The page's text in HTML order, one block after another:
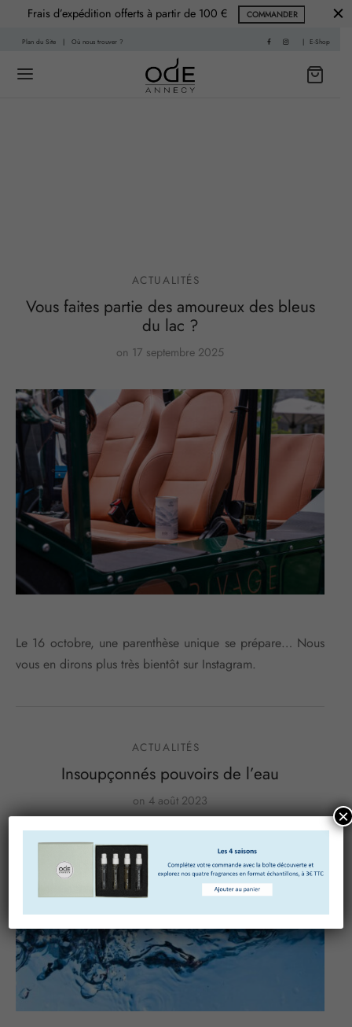
Frais d’expédition offerts à partir de 100 € COMMANDER
Plan du Site | Où nous trouver ? | E-Shop
ACTUALITÉS
Vous faites partie des amoureux des bleus
du lac ?
on 17 septembre 2025
Le 16 octobre, une parenthèse unique se prépare… Nous
vous en dirons plus très bientôt sur Instagram.
ACTUALITÉS
Insoupçonnés pouvoirs de l’eau
on 4 août 2023
×
Automne